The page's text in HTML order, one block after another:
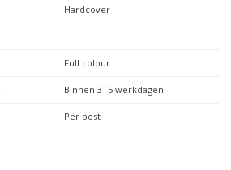
Hardcover
Full colour
Binnen 3 -5 werkdagen
Per post